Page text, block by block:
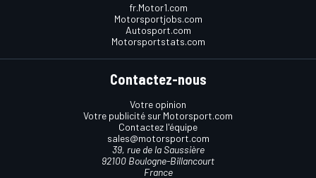
fr.Motor1.com
Motorsportjobs.com
Autosport.com
Motorsportstats.com
Contactez-nous
Votre opinion
Votre publicité sur Motorsport.com
Contactez l'équipe
sales@motorsport.com
39, rue de la Saussière
92100 Boulogne-Billancourt
France